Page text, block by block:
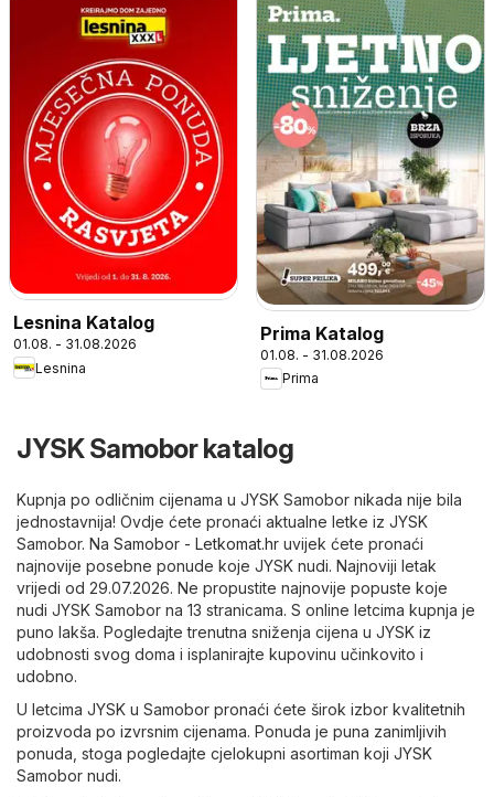
Lesnina Katalog
01.08. - 31.08.2026
Lesnina
Prima Katalog
01.08. - 31.08.2026
Prima
JYSK Samobor katalog
Kupnja po odličnim cijenama u JYSK Samobor nikada nije bila
jednostavnija! Ovdje ćete pronaći aktualne letke iz JYSK
Samobor. Na Samobor - Letkomat.hr uvijek ćete pronaći
najnovije posebne ponude koje JYSK nudi. Najnoviji letak
vrijedi od 29.07.2026. Ne propustite najnovije popuste koje
nudi JYSK Samobor na 13 stranicama. S online letcima kupnja je
puno lakša. Pogledajte trenutna sniženja cijena u JYSK iz
udobnosti svog doma i isplanirajte kupovinu učinkovito i
udobno.
U letcima JYSK u Samobor pronaći ćete širok izbor kvalitetnih
proizvoda po izvrsnim cijenama. Ponuda je puna zanimljivih
ponuda, stoga pogledajte cjelokupni asortiman koji JYSK
Samobor nudi.